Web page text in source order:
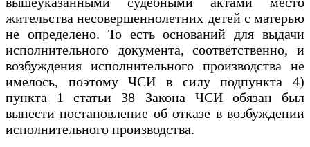
жительства несовершеннолетних детей с матерью
не определено. То есть оснований для выдачи
исполнительного документа, соответственно, и
возбуждения исполнительного производства не
имелось, поэтому ЧСИ в силу подпункта 4)
пункта 1 статьи 38 Закона ЧСИ обязан был
вынести постановление об отказе в возбуждении
исполнительного производства.